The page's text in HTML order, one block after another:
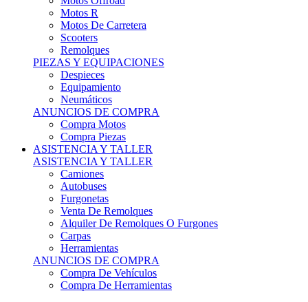
Motos R
Motos De Carretera
Scooters
Remolques
PIEZAS Y EQUIPACIONES
Despieces
Equipamiento
Neumáticos
ANUNCIOS DE COMPRA
Compra Motos
Compra Piezas
ASISTENCIA Y TALLER
ASISTENCIA Y TALLER
Camiones
Autobuses
Furgonetas
Venta De Remolques
Alquiler De Remolques O Furgones
Carpas
Herramientas
ANUNCIOS DE COMPRA
Compra De Vehículos
Compra De Herramientas